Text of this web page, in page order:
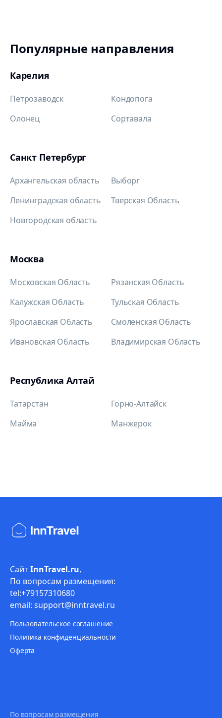
Популярные направления
Карелия
Петрозаводск
Кондопога
Олонец
Сортавала
Санкт Петербург
Архангельская область
Выборг
Ленинградская область
Тверская Область
Новгородская область
Москва
Московская Область
Рязанская Область
Калужская Область
Тульская Область
Ярославская Область
Смоленская Область
Ивановская Область
Владимирская Область
Республика Алтай
Татарстан
Горно-Алтайск
Майма
Манжерок
СайтInnTravel.ru,
По вопросам размещения:
tel:+79157310680
email: support@inntravel.ru
Пользовательское соглашение
Политика конфиденциальности
Оферта
По вопросам размещения